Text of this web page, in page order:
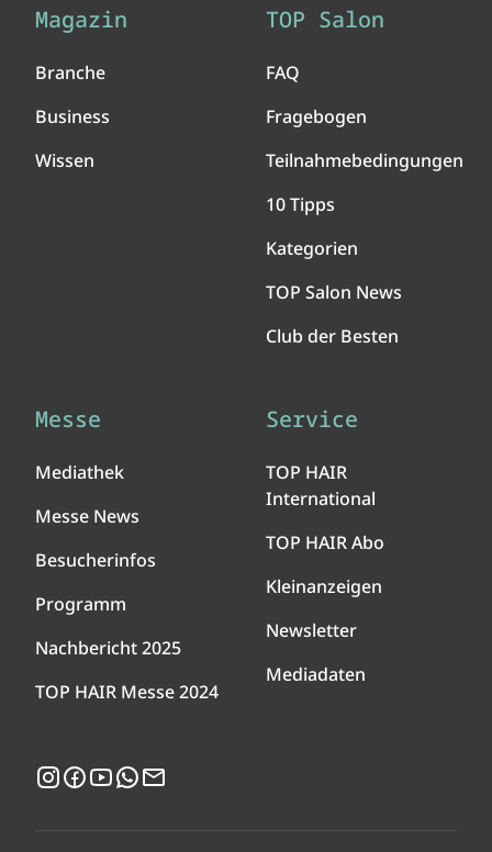
Magazin
Branche
Business
Wissen
TOP Salon
FAQ
Fragebogen
Teilnahmebedingungen
10 Tipps
Kategorien
TOP Salon News
Club der Besten
Messe
Mediathek
Messe News
Besucherinfos
Programm
Nachbericht 2025
TOP HAIR Messe 2024
Service
TOP HAIR
International
TOP HAIR Abo
Kleinanzeigen
Newsletter
Mediadaten
Instagram
Facebook
YouTubeWhatsApp